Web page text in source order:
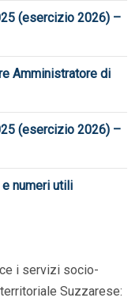
(esercizio 2026) –
Amministratore di
(esercizio 2026) –
numeri utili
i servizi socio-
Suzzarese: